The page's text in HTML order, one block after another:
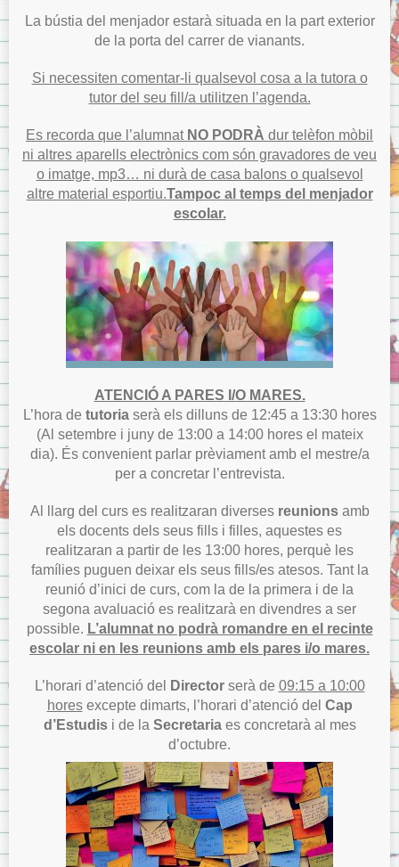
La bústia del menjador estarà situada en la part exterior
de la porta del carrer de vianants.
Si necessiten comentar-li qualsevol cosa a la tutora o
tutor del seu fill/a utilitzen l’agenda.
Es recorda que l’alumnat NO PODRÀ dur telèfon mòbil
ni altres aparells electrònics com són gravadores de veu
o imatge, mp3… ni durà de casa balons o qualsevol
altre material esportiu.Tampoc al temps del menjador
escolar.
ATENCIÓ A PARES I/O MARES.
L’hora de tutoriaserà els dilluns de 12:45 a 13:30 hores
(Al setembre i juny de 13:00 a 14:00 hores el mateix
dia). És convenient parlar prèviament amb el mestre/a
per a concretar l’entrevista.
Al llarg del curs es realitzaran diverses reunionsamb
els docents dels seus fills i filles, aquestes es
realitzaran a partir de les 13:00 hores, perquè les
famílies puguen deixar els seus fills/es atesos. Tant la
reunió d’inici de curs, com la de la primera i de la
segona avaluació es realitzarà en divendres a ser
possible. L’alumnat no podrà romandre en el recinte
escolar ni en les reunions amb els pares i/o mares.
L’horari d’atenció del Directorserà de 09:15 a 10:00
horesexcepte dimarts, l’horari d’atenció del Cap
d’Estudisi de la Secretariaes concretarà al mes
d’octubre.